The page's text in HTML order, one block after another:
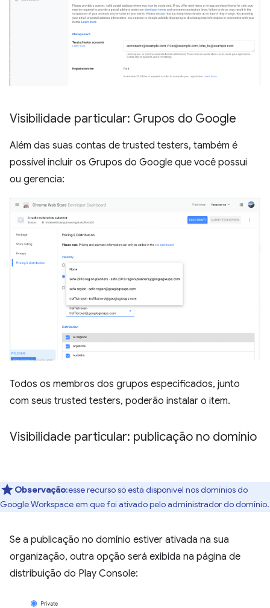
Visibilidade particular: Grupos do Google
Além das suas contas de trusted testers, também é
possível incluir os Grupos do Google que você possui
ou gerencia:
Todos os membros dos grupos especificados, junto
com seus trusted testers, poderão instalar o item.
Visibilidade particular: publicação no domínio
Observação:esse recurso só está disponível nos domínios do
Google Workspace em que foi ativado pelo administrador do domínio.
Se a publicação no domínio estiver ativada na sua
organização, outra opção será exibida na página de
distribuição do Play Console: